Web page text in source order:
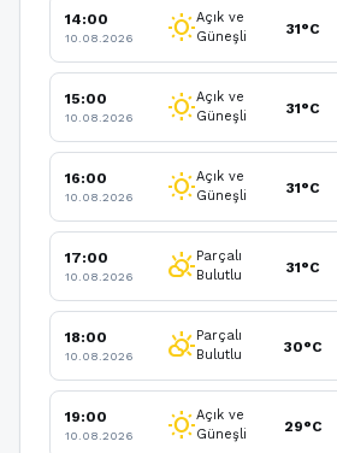
14:00
10.08.2026 wb_sunnyAçık ve
Güneşli
31°C
15:00
10.08.2026 wb_sunnyAçık ve
Güneşli
31°C
16:00
10.08.2026 wb_sunnyAçık ve
Güneşli
31°C
17:00
10.08.2026 partly_cloudy_dayParçalı
Bulutlu
31°C
18:00
10.08.2026 partly_cloudy_dayParçalı
Bulutlu
30°C
19:00
10.08.2026 wb_sunnyAçık ve
Güneşli
29°C